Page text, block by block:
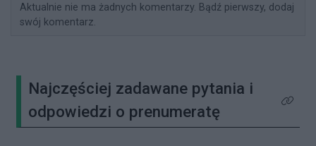
Aktualnie nie ma żadnych komentarzy. Bądź pierwszy, dodaj
swój komentarz.
Najczęściej zadawane pytania i
odpowiedzi o prenumeratę
Kliknij